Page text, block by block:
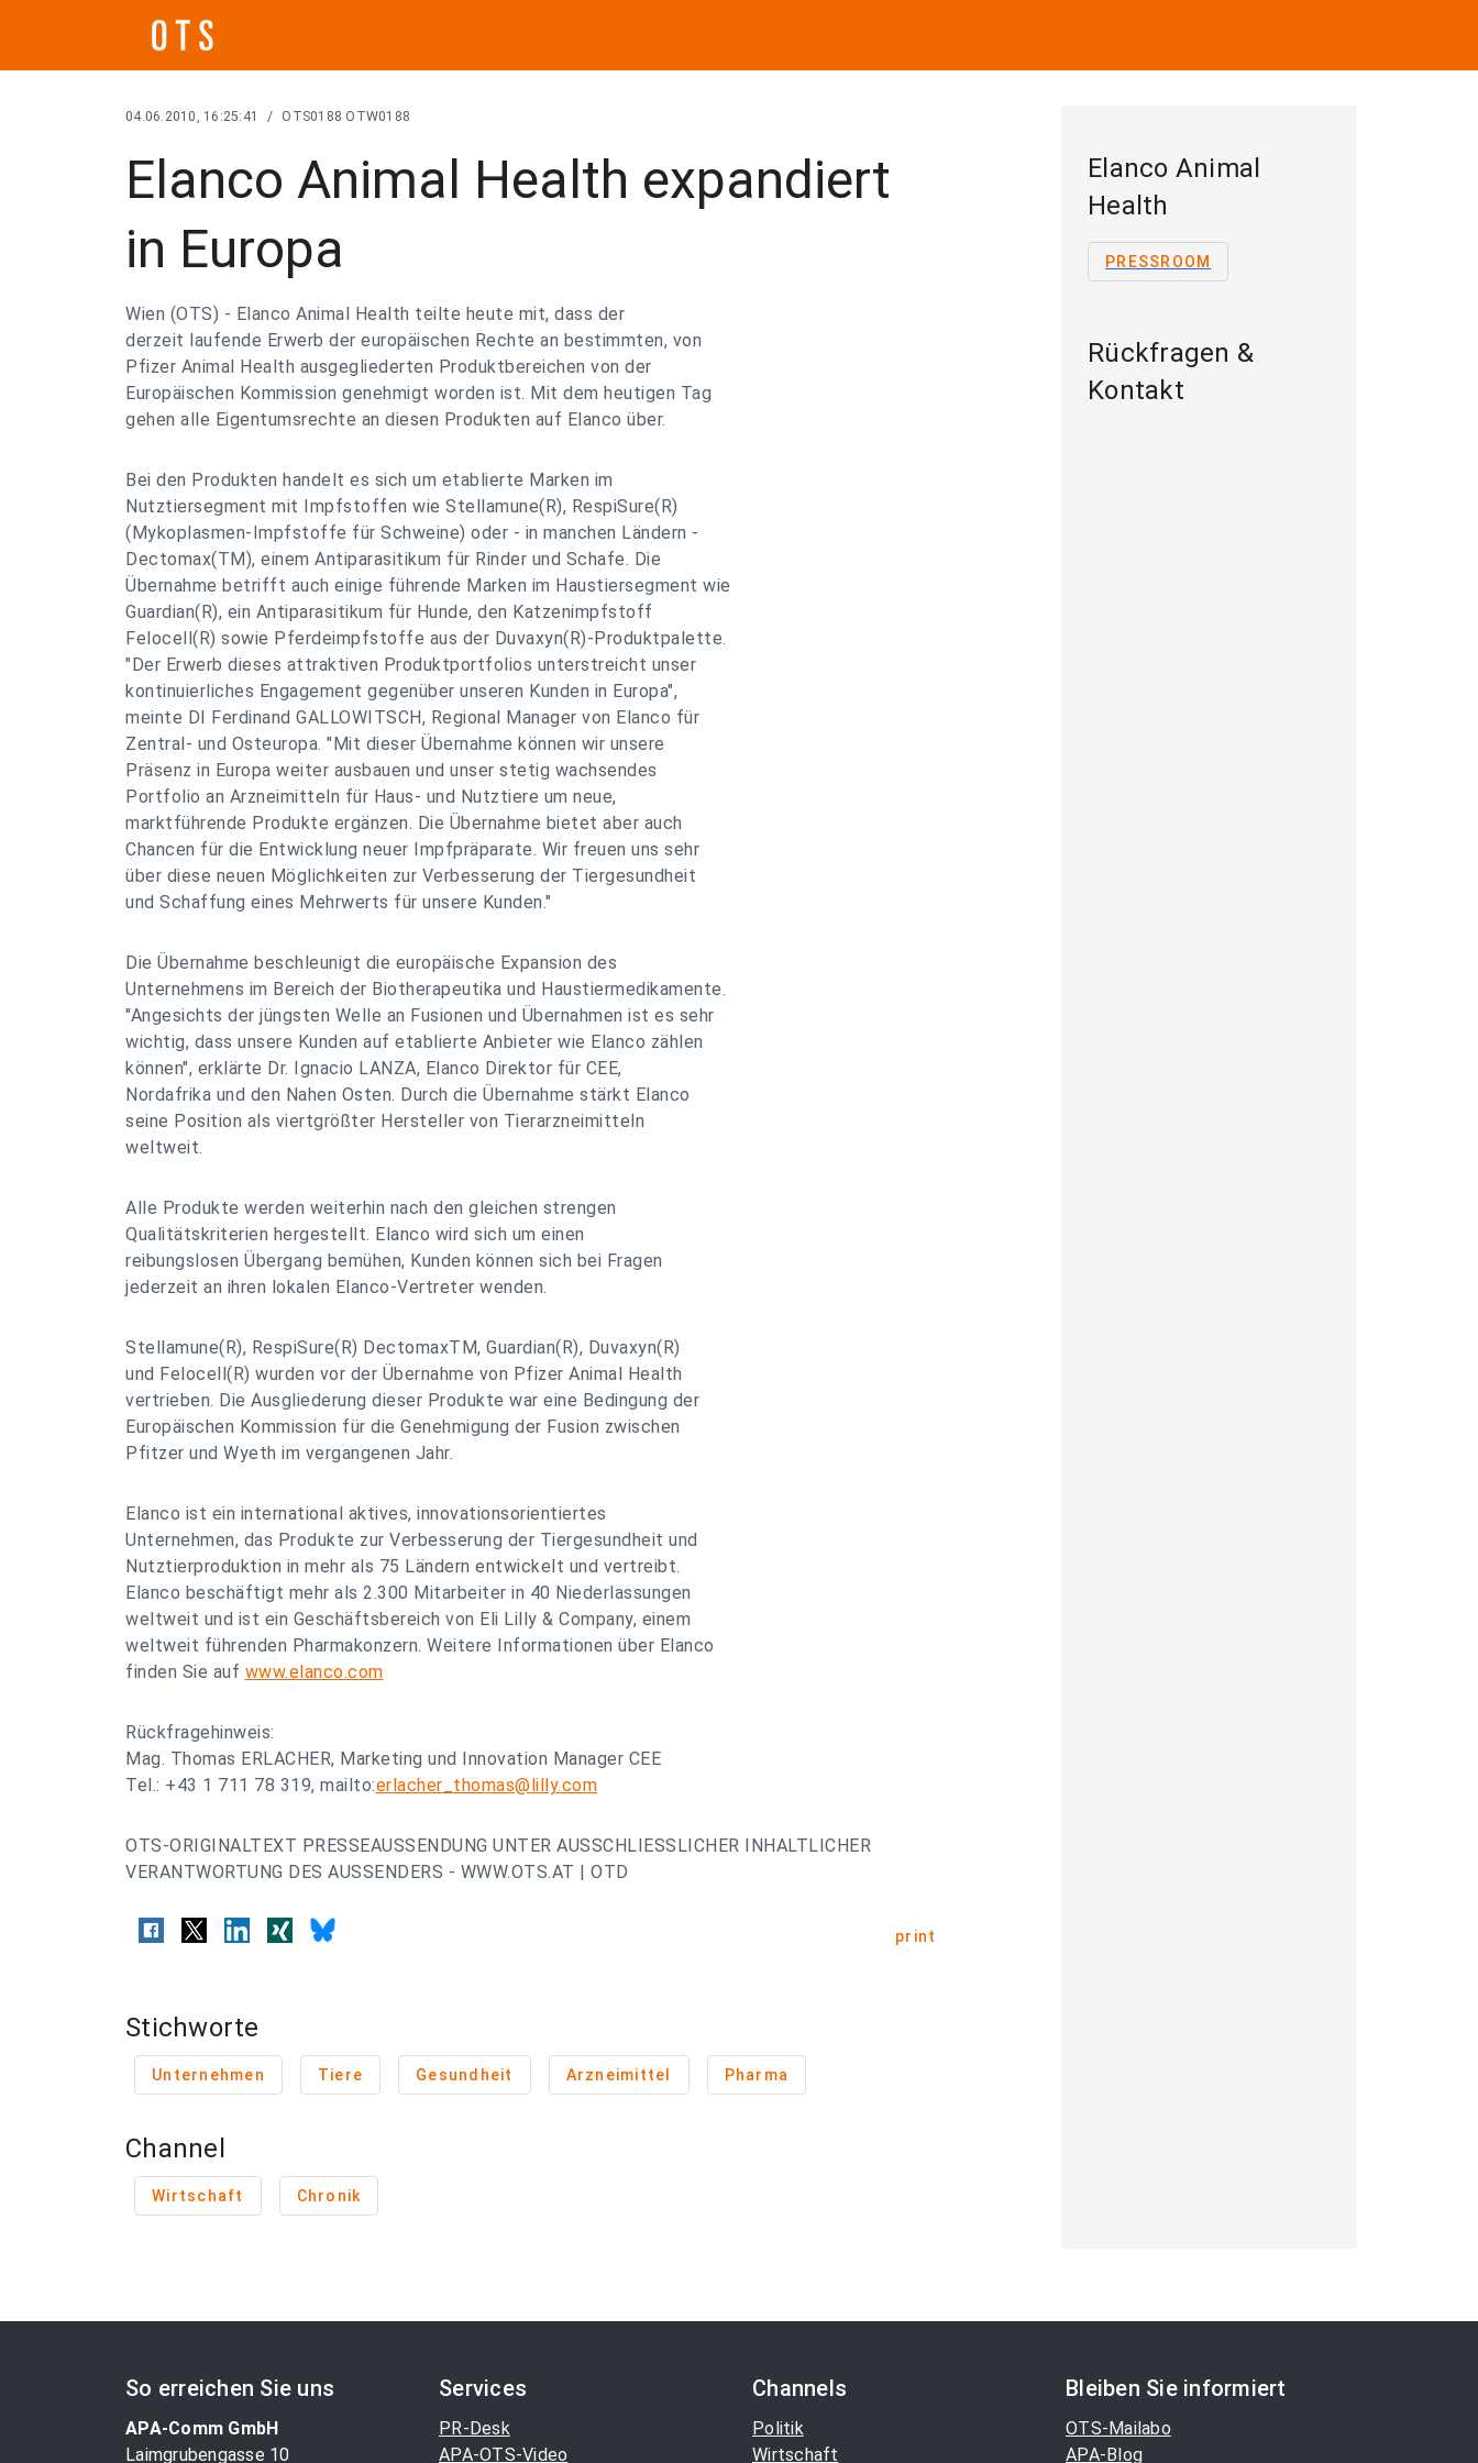
04.06.2010, 16:25:41 / OTS0188 OTW0188
Elanco Animal Health expandiert
in Europa
Wien (OTS) - Elanco Animal Health teilte heute mit, dass der
derzeit laufende Erwerb der europäischen Rechte an bestimmten, von
Pfizer Animal Health ausgegliederten Produktbereichen von der
Europäischen Kommission genehmigt worden ist. Mit dem heutigen Tag
gehen alle Eigentumsrechte an diesen Produkten auf Elanco über.
Bei den Produkten handelt es sich um etablierte Marken im
Nutztiersegment mit Impfstoffen wie Stellamune(R), RespiSure(R)
(Mykoplasmen-Impfstoffe für Schweine) oder - in manchen Ländern -
Dectomax(TM), einem Antiparasitikum für Rinder und Schafe. Die
Übernahme betrifft auch einige führende Marken im Haustiersegment wie
Guardian(R), ein Antiparasitikum für Hunde, den Katzenimpfstoff
Felocell(R) sowie Pferdeimpfstoffe aus der Duvaxyn(R)-Produktpalette.
"Der Erwerb dieses attraktiven Produktportfolios unterstreicht unser
kontinuierliches Engagement gegenüber unseren Kunden in Europa",
meinte DI Ferdinand GALLOWITSCH, Regional Manager von Elanco für
Zentral- und Osteuropa. "Mit dieser Übernahme können wir unsere
Präsenz in Europa weiter ausbauen und unser stetig wachsendes
Portfolio an Arzneimitteln für Haus- und Nutztiere um neue,
marktführende Produkte ergänzen. Die Übernahme bietet aber auch
Chancen für die Entwicklung neuer Impfpräparate. Wir freuen uns sehr
über diese neuen Möglichkeiten zur Verbesserung der Tiergesundheit
und Schaffung eines Mehrwerts für unsere Kunden."
Die Übernahme beschleunigt die europäische Expansion des
Unternehmens im Bereich der Biotherapeutika und Haustiermedikamente.
"Angesichts der jüngsten Welle an Fusionen und Übernahmen ist es sehr
wichtig, dass unsere Kunden auf etablierte Anbieter wie Elanco zählen
können", erklärte Dr. Ignacio LANZA, Elanco Direktor für CEE,
Nordafrika und den Nahen Osten. Durch die Übernahme stärkt Elanco
seine Position als viertgrößter Hersteller von Tierarzneimitteln
weltweit.
Alle Produkte werden weiterhin nach den gleichen strengen
Qualitätskriterien hergestellt. Elanco wird sich um einen
reibungslosen Übergang bemühen, Kunden können sich bei Fragen
jederzeit an ihren lokalen Elanco-Vertreter wenden.
Stellamune(R), RespiSure(R) DectomaxTM, Guardian(R), Duvaxyn(R)
und Felocell(R) wurden vor der Übernahme von Pfizer Animal Health
vertrieben. Die Ausgliederung dieser Produkte war eine Bedingung der
Europäischen Kommission für die Genehmigung der Fusion zwischen
Pfitzer und Wyeth im vergangenen Jahr.
Elanco ist ein international aktives, innovationsorientiertes
Unternehmen, das Produkte zur Verbesserung der Tiergesundheit und
Nutztierproduktion in mehr als 75 Ländern entwickelt und vertreibt.
Elanco beschäftigt mehr als 2.300 Mitarbeiter in 40 Niederlassungen
weltweit und ist ein Geschäftsbereich von Eli Lilly & Company, einem
weltweit führenden Pharmakonzern. Weitere Informationen über Elanco
finden Sie auf www.elanco.com
Rückfragehinweis:
Mag. Thomas ERLACHER, Marketing und Innovation Manager CEE
Tel.: +43 1 711 78 319, mailto:erlacher_thomas@lilly.com
OTS-ORIGINALTEXT PRESSEAUSSENDUNG UNTER AUSSCHLIESSLICHER INHALTLICHER
VERANTWORTUNG DES AUSSENDERS - WWW.OTS.AT | OTD
print
Stichworte
Unternehmen Tiere Gesundheit Arzneimittel Pharma
Channel
Wirtschaft Chronik
Elanco Animal
Health
PRESSROOM
Rückfragen &
Kontakt
So erreichen Sie uns
APA-Comm GmbH
Laimgrubengasse 10
Services
PR-Desk
APA-OTS-Video
Channels
Politik
Wirtschaft
Bleiben Sie informiert
OTS-Mailabo
APA-Blog